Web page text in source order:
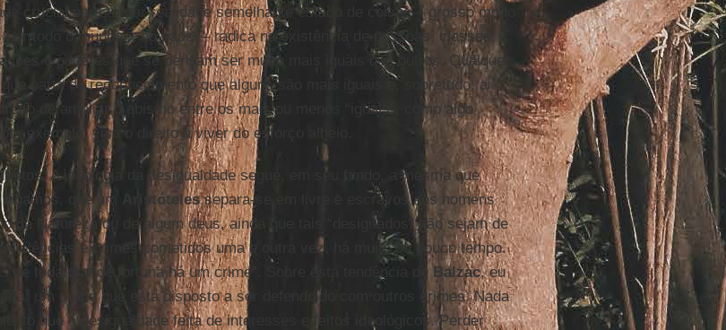
crucial para tornar realidade semelhante estado de coisas – grosso modo
todo o mundo... no papel – radica na existência de pessoas, classes,
e poderes que se pensam ser muito mais iguais que outros. Qualquer
que parta do reconhecimento que alguns são mais iguais e, sobretudo, a
de ampliar o abismo entre os mais ou menos “iguais”, como algo
exemplo, visa o direito a viver do esforço alheio.
A ideologia da desigualdade segue, em seu fundo, a mesma que
que um
Aristótelessepara-se em livre e escravos aos homens
da Natureza ou de algum deus, ainda que tais “designados” não sejam de
violências e crimes cometidos uma e outra vez, há muito ou pouco tempo.
de toda grande fortuna há um crime”. Sobre esta tendência deBalzac, eu
um crime que está disposto a ser defenddido com outros crimes. Nada
que a desigualdade feita de interesses e feitos ideológicos. Perder